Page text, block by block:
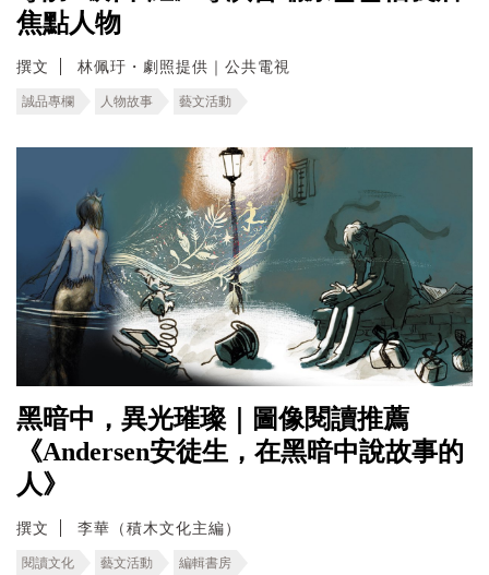
焦點人物
撰文 林佩玗・劇照提供｜公共電視
誠品專欄 人物故事 藝文活動
黑暗中，異光璀璨｜圖像閱讀推薦
《Andersen安徒生，在黑暗中說故事的
人》
撰文 李華（積木文化主編）
閱讀文化 藝文活動 編輯書房